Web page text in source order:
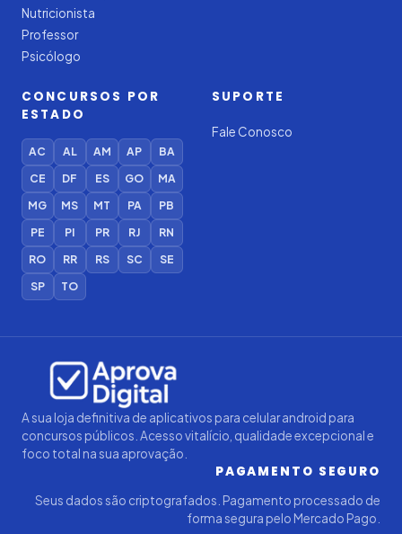
Nutricionista
Professor
Psicólogo
CONCURSOS POR
ESTADO
AC AL AM AP
BA
CE
DF ES GO
MA
MG
MS MT PA
PB
PE
PI PR RJ
RN
RO
RR RS SC
SE
SP
TO
SUPORTE
Fale Conosco
A sua loja definitiva de aplicativos para celular android para
concursos públicos. Acesso vitalício, qualidade excepcional e
foco total na sua aprovação.
PAGAMENTO SEGURO
Seus dados são criptografados. Pagamento processado de
forma segura pelo Mercado Pago.